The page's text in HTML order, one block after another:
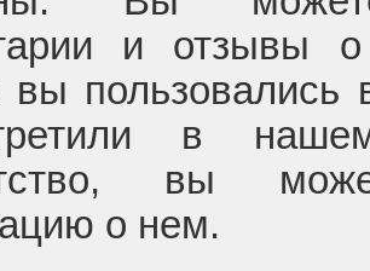
и отзывы
вы
в
вы
о нем.